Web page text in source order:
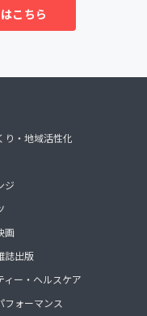
こちら
り・地域活性化
ジ
画
誌出版
ィー・ヘルスケア
フォーマンス